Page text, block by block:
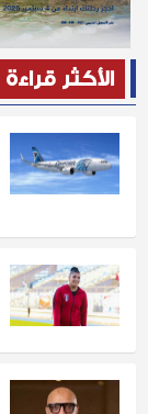
الأكثر قراءة